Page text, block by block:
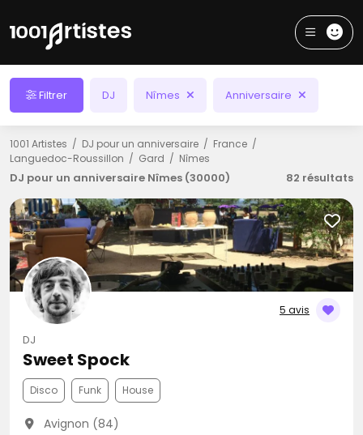
Filtrer DJ Nîmes Anniversaire
1001 Artistes DJ pour un anniversaire
France
Languedoc-Roussillon
Gard Nîmes
DJ pour un anniversaire Nîmes (30000) 82 résultats
5 avis
DJ
Sweet Spock
Disco Funk House
Avignon (84)